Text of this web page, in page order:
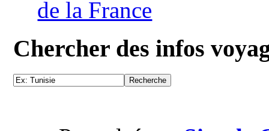
de la France
Chercher des infos